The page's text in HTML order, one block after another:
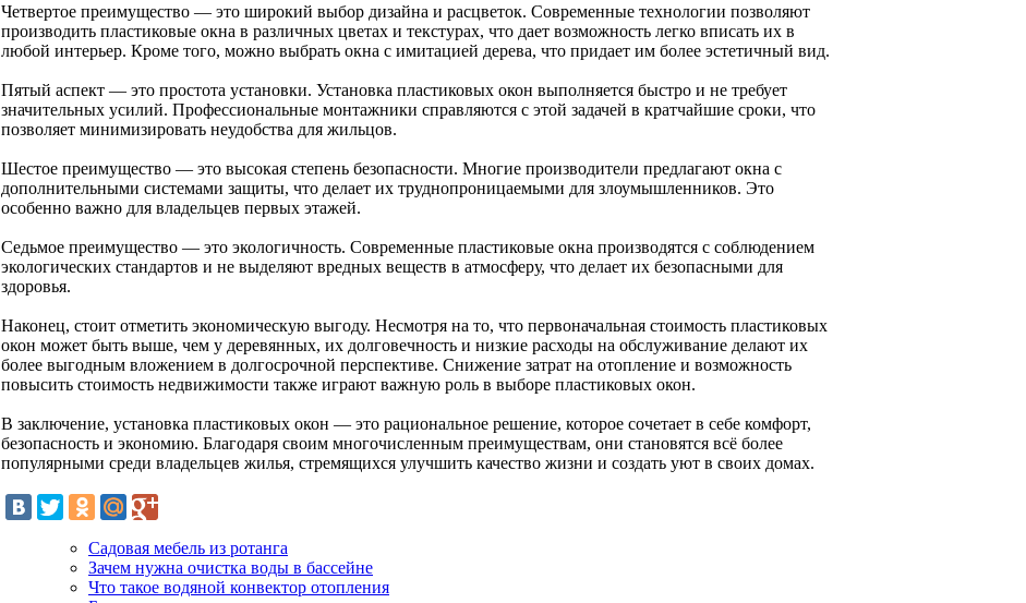
Четвертое преимущество — это широкий выбор дизайна и расцветок. Современные технологии позволяют
производить пластиковые окна в различных цветах и текстурах, что дает возможность легко вписать их в
любой интерьер. Кроме того, можно выбрать окна с имитацией дерева, что придает им более эстетичный вид.
Пятый аспект — это простота установки. Установка пластиковых окон выполняется быстро и не требует
значительных усилий. Профессиональные монтажники справляются с этой задачей в кратчайшие сроки, что
позволяет минимизировать неудобства для жильцов.
Шестое преимущество — это высокая степень безопасности. Многие производители предлагают окна с
дополнительными системами защиты, что делает их труднопроницаемыми для злоумышленников. Это
особенно важно для владельцев первых этажей.
Седьмое преимущество — это экологичность. Современные пластиковые окна производятся с соблюдением
экологических стандартов и не выделяют вредных веществ в атмосферу, что делает их безопасными для
здоровья.
Наконец, стоит отметить экономическую выгоду. Несмотря на то, что первоначальная стоимость пластиковых
окон может быть выше, чем у деревянных, их долговечность и низкие расходы на обслуживание делают их
более выгодным вложением в долгосрочной перспективе. Снижение затрат на отопление и возможность
повысить стоимость недвижимости также играют важную роль в выборе пластиковых окон.
В заключение, установка пластиковых окон — это рациональное решение, которое сочетает в себе комфорт,
безопасность и экономию. Благодаря своим многочисленным преимуществам, они становятся всё более
популярными среди владельцев жилья, стремящихся улучшить качество жизни и создать уют в своих домах.
Садовая мебель из ротанга
Зачем нужна очистка воды в бассейне
Что такое водяной конвектор отопления